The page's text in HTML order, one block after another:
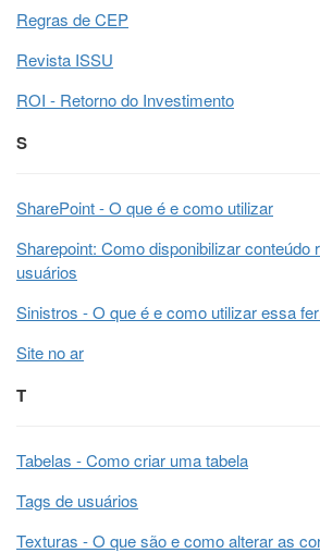
Regras de CEP
Revista ISSU
ROI - Retorno do Investimento
S
SharePoint - O que é e como utilizar
Sharepoint: Como disponibilizar conteúdo
usuários
Sinistros - O que é e como utilizar essa
Site no ar
T
Tabelas - Como criar uma tabela
Tags de usuários
Texturas - O que são e como alterar as